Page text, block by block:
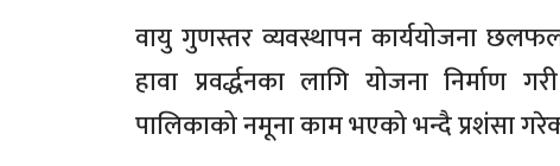
वायु गुणस्तर व्यवस्थापन कार्ययोजना
हावा प्रवर्द्धनका लागि योजना निर्माण
पालिकाको नमूना काम भएको भन्दै प्रशंसा